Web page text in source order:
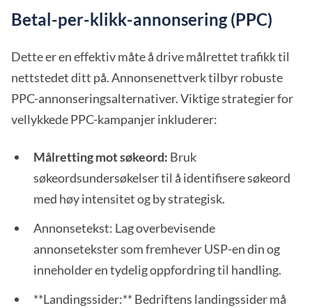
Betal-per-klikk-annonsering (PPC)
Dette er en effektiv måte å drive målrettet trafikk til
nettstedet ditt på. Annonsenettverk tilbyr robuste
PPC-annonseringsalternativer. Viktige strategier for
vellykkede PPC-kampanjer inkluderer:
Målretting mot søkeord: Bruk
søkeordsundersøkelser til å identifisere søkeord
med høy intensitet og by strategisk.
Annonsetekst: Lag overbevisende
annonsetekster som fremhever USP-en din og
inneholder en tydelig oppfordring til handling.
**Landingssider:** Bedriftens landingssider må